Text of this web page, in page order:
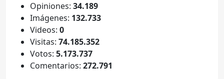
Opiniones: 34.189
Imágenes: 132.733
Videos: 0
Visitas: 74.185.352
Votos: 5.173.737
Comentarios: 272.791